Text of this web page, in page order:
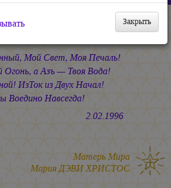
Единство
Мой Свет, Моя Печаль!
а Азъ — Твоя Вода!
ИзТок из Двух Начал!
Навсегда!
2.02.1996
Матерь Мира
Мария ДЭВИ ХРИСТОС
Закрыть